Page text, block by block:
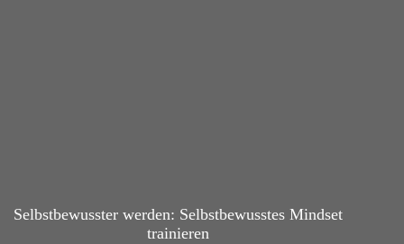
Selbstbewusster werden: Selbstbewusstes Mindset
trainieren